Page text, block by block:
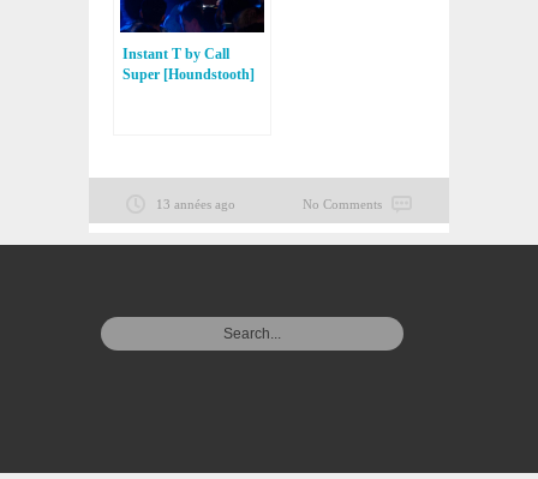
Instant T by Call
Super [Houndstooth]
13 années ago No Comments